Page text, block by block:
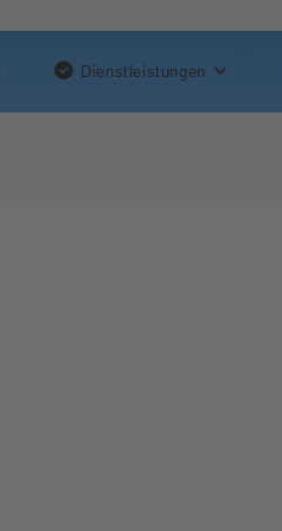
Dienstleistungen